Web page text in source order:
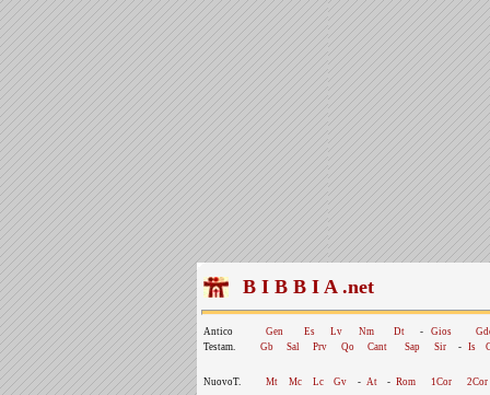
B I B B I A .net
Antico Gen Es Lv Nm Dt - Gios
Testam.
Gb Sal Prv Qo Cant Sap Sir - Is
NuovoT. Mt Mc Lc Gv - At - Rom 1Cor 2Cor